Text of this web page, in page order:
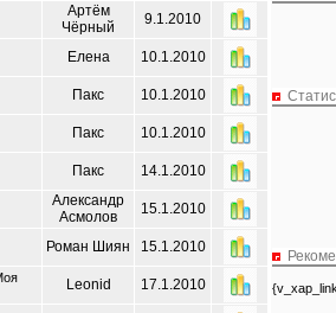
Артём
Чёрный
9.1.2010
Елена 10.1.2010
Пакс 10.1.2010
Пакс 10.1.2010
Пакс 14.1.2010
Александр
Асмолов
15.1.2010
Роман Шиян 15.1.2010
Leonid 17.1.2010